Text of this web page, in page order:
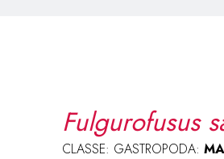
Fulgurofusus
CLASSE: GASTROPODA: